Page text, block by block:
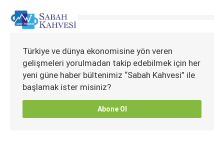
Türkiye ve dünya ekonomisine yön veren
gelişmeleri yorulmadan takip edebilmek için her
yeni güne haber bültenimiz “Sabah Kahvesi” ile
başlamak ister misiniz?
Abone Ol